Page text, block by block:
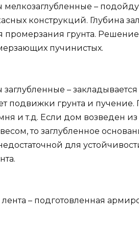
–
конструкций. Глубина
промерзания грунта.
пучинистых.
–
подвижки грунта и пучение.
и т.д. Если дом возведен из
то заглубленное
для
– подготовленная